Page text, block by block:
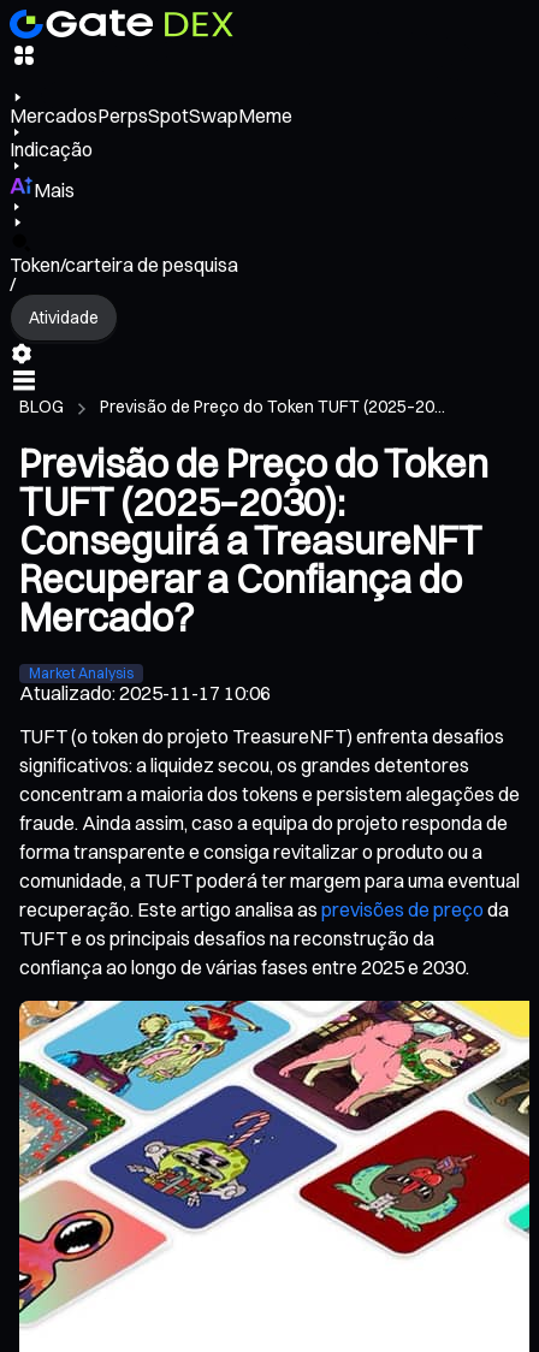
MercadosPerpsSpotSwapMeme
Indicação
Mais
Token/carteira de pesquisa
/
Atividade
BLOG Previsão de Preço do Token TUFT (2025–20...
Previsão de Preço do Token
TUFT (2025–2030):
Conseguirá a TreasureNFT
Recuperar a Confiança do
Mercado?
Market Analysis
Atualizado:2025-11-17 10:06
TUFT (o token do projeto TreasureNFT) enfrenta desafios
significativos: a liquidez secou, os grandes detentores
concentram a maioria dos tokens e persistem alegações de
fraude. Ainda assim, caso a equipa do projeto responda de
forma transparente e consiga revitalizar o produto ou a
comunidade, a TUFT poderá ter margem para uma eventual
recuperação. Este artigo analisa as previsões de preçoda
TUFT e os principais desafios na reconstrução da
confiança ao longo de várias fases entre 2025 e 2030.